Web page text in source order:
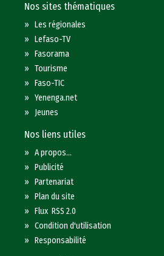
Nos sites thématiques
»Les régionales
»Lefaso-TV
»Fasorama
»Tourisme
»Faso-TIC
»Yenenga.net
» Jeunes
Nos liens utiles
»A propos...
»Publicité
»Partenariat
»Plan du site
»Flux RSS 2.0
»Condition d'utilisation
»Responsabilité